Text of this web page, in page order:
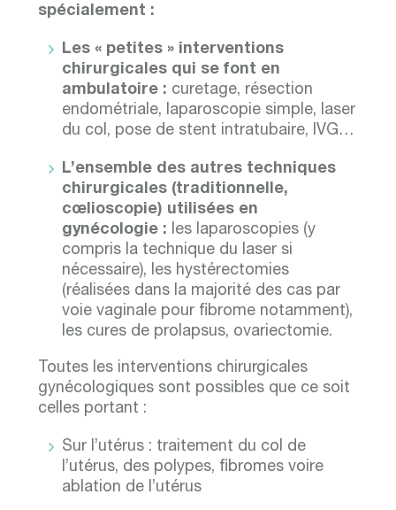
spécialement :
Les « petites » interventions
chirurgicales qui se font en
ambulatoire : curetage, résection
endométriale, laparoscopie simple, laser
du col, pose de stent intratubaire, IVG…
L’ensemble des autres techniques
chirurgicales (traditionnelle,
cœlioscopie) utilisées en
gynécologie : les laparoscopies (y
compris la technique du laser si
nécessaire), les hystérectomies
(réalisées dans la majorité des cas par
voie vaginale pour fibrome notamment),
les cures de prolapsus, ovariectomie.
Toutes les interventions chirurgicales
gynécologiques sont possibles que ce soit
celles portant :
Sur l’utérus : traitement du col de
l’utérus, des polypes, fibromes voire
ablation de l’utérus